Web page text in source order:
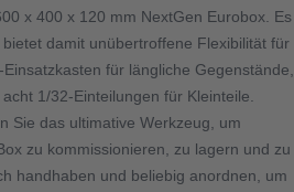
x 400 x 120 mm NextGen Eurobox. Es
damit unübertroffene Flexibilität für
für längliche Gegenstände,
1/32-Einteilungen für Kleinteile.
Sie das ultimative Werkzeug, um
zu kommissionieren, zu lagern und zu
handhaben und beliebig anordnen, um